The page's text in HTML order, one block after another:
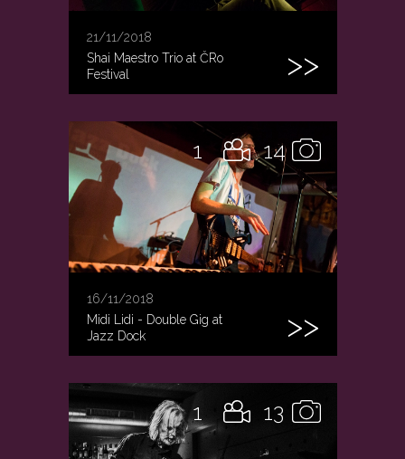
21/11/2018
Shai Maestro Trio at ČRo
Festival
14
1
16/11/2018
Midi Lidi - Double Gig at
Jazz Dock
13
1